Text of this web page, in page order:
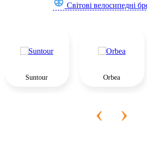
Світові велосипедні
Suntour Orbea
‹ ›